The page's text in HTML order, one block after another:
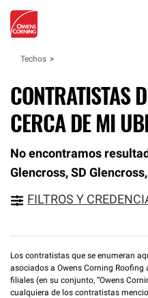
Techos
CONTRATISTAS
CERCA DE MI
No encontramos
Glencross, SD Glencross,
FILTROS Y
Los contratistas que se enumeran
asociados a Owens Corning Roofing
filiales (en su conjunto, “Owens
cualquiera de los contratistas